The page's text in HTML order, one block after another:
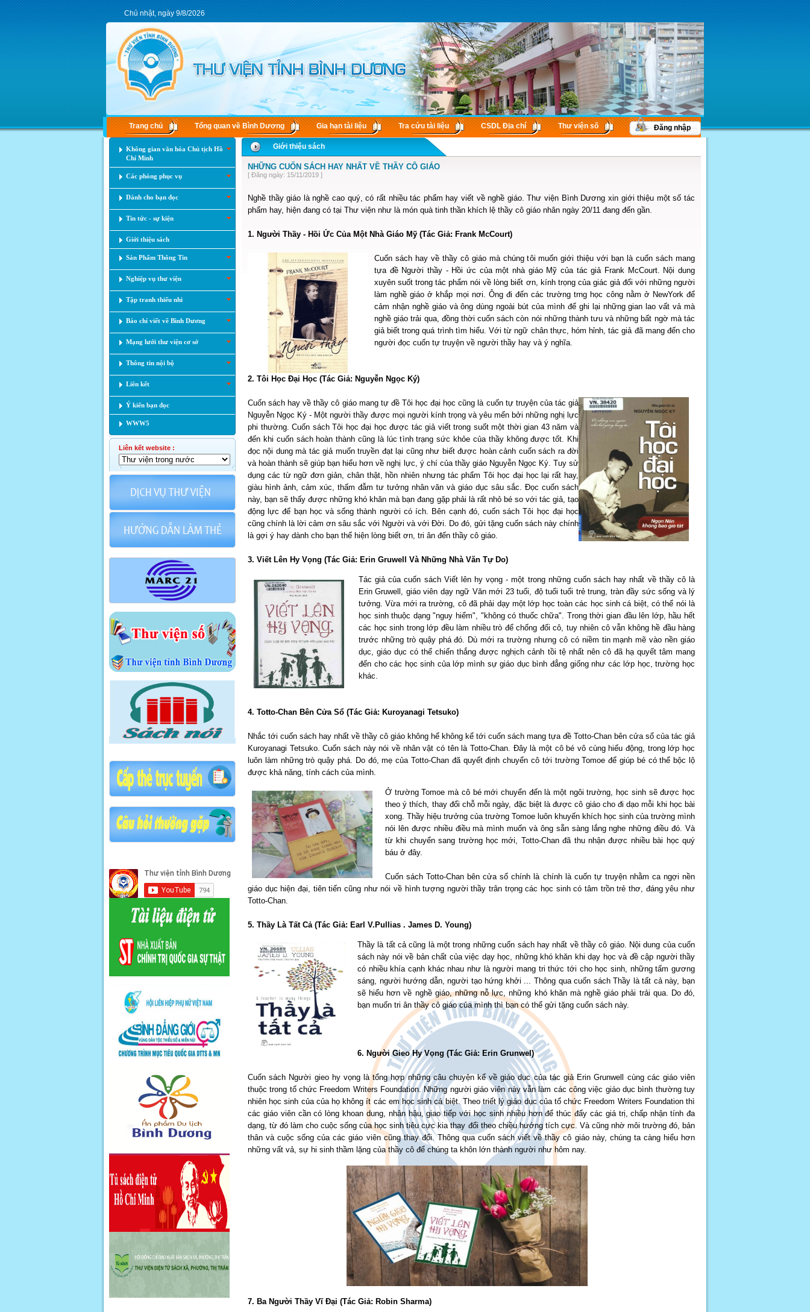
Chủ nhật, ngày 9/8/2026
Trang chủ Tổng quan về Bình Dương Gia hạn tài liệu Tra cứu tài liệu CSDL Ðịa chí Thư viện số Đăng nhập
Không gian văn hóa Chủ tịch Hồ
Chí Minh
Các phòng phục vụ
Dành cho bạn đọc
Tin tức - sự kiện
Giới thiệu sách
Sản Phẩm Thông Tin
Nghiệp vụ thư viện
Tập tranh thiếu nhi
Báo chí viết về Bình Dương
Mạng lưới thư viện cơ sở
Thông tin nội bộ
Liên kết
Ý kiến bạn đọc
WWW5
Liên kết website :
Giới thiệu sách
NHỮNG CUỐN SÁCH HAY NHẤT VỀ THẦY CÔ GIÁO
[ Đăng ngày: 15/11/2019 ]
Nghề thầy giáo là nghề cao quý, có rất nhiều tác phẩm hay viết về nghề giáo. Thư viện Bình Dương xin giới thiệu một số tác
phẩm hay, hiện đang có tại Thư viện như là món quà tinh thần khích lệ thầy cô giáo nhân ngày 20/11 đang đến gần.
1. Người Thầy - Hồi Ức Của Một Nhà Giáo Mỹ (Tác Giả: Frank McCourt)
Cuốn sách hay về thầy cô giáo mà chúng tôi muốn giới thiệu với bạn là cuốn sách mang
tựa đề Người thầy - Hồi ức của một nhà giáo Mỹ của tác giả Frank McCourt. Nội dung
xuyên suốt trong tác phẩm nói về lòng biết ơn, kính trọng của giác giả đối với những người
làm nghề giáo ở khắp mọi nơi. Ông đi đến các trường trng học công nằm ở NewYork để
cảm nhận nghề giáo và ông dùng ngoài bút của mình để ghi lại những gian lao vất vả mà
nghề giáo trải qua, đồng thời cuốn sách còn nói những thành tưu và những bất ngờ mà tác
giả biết trong quá trình tìm hiểu. Với từ ngữ chân thực, hóm hỉnh, tác giả đã mang đến cho
người đọc cuốn tự truyện về người thầy hay và ý nghĩa.
2. Tôi Học Đại Học (Tác Giả: Nguyễn Ngọc Ký)
Cuốn sách hay về thầy cô giáo mang tự đề Tôi học đại học cũng là cuốn tự truyện của tác giả
Nguyễn Ngọc Ký - Một người thầy được mọi người kính trọng và yêu mến bởi những nghị lực
phi thường. Cuốn sách Tôi học đại học được tác giả viết trong suốt một thời gian 43 năm và
đến khi cuốn sách hoàn thành cũng là lúc tình trạng sức khỏe của thầy không được tốt. Khi
đọc nội dung mà tác giả muốn truyền đạt lại cũng như biết được hoàn cảnh cuốn sách ra đời
và hoàn thành sẽ giúp bạn hiểu hơn về nghị lực, ý chí của thầy giáo Nguyễn Ngọc Ký. Tuy sử
dụng các từ ngữ đơn giản, chân thật, hồn nhiên nhưng tác phẩm Tôi học đại học lại rất hay,
giàu hình ảnh, cảm xúc, thấm đẫm tư tưởng nhân văn và giáo dục sâu sắc. Đọc cuốn sách
này, bạn sẽ thấy được những khó khăn mà bạn đang gặp phải là rất nhỏ bé so với tác giả, tạo
động lực để bạn học và sống thành người có ích. Bên cạnh đó, cuốn sách Tôi học đại học
cũng chính là lời cảm ơn sâu sắc với Người và với Đời. Do đó, gửi tặng cuốn sách này chính
là gợi ý hay dành cho bạn thể hiện lòng biết ơn, tri ân đến thầy cô giáo.
3. Viết Lên Hy Vọng (Tác Giả: Erin Gruwell Và Những Nhà Văn Tự Do)
Tác giả của cuốn sách Viết lên hy vọng - một trong những cuốn sách hay nhất về thầy cô là
Erin Gruwell, giáo viên dạy ngữ Văn mới 23 tuổi, độ tuổi tuổi trẻ trung, tràn đầy sức sống và lý
tưởng. Vừa mới ra trường, cô đã phải dạy một lớp học toàn các học sinh cá biệt, có thể nói là
học sinh thuộc dạng "nguy hiểm", "không có thuốc chữa". Trong thời gian đầu lên lớp, hầu hết
các học sinh trong lớp đều làm nhiều trò để chống đối cô, tuy nhiên cô vẫn không hề đầu hàng
trước những trò quậy phá đó. Dù mới ra trường nhưng cô có niềm tin mạnh mẽ vào nền giáo
dục, giáo dục có thể chiến thắng được nghịch cảnh tồi tệ nhất nên cô đã hạ quyết tâm mang
đến cho các học sinh của lớp mình sự giáo dục bình đẳng giống như các lớp học, trường học
khác.
4. Totto-Chan Bên Cửa Sổ (Tác Giả: Kuroyanagi Tetsuko)
Nhắc tới cuốn sách hay nhất về thầy cô giáo không hể không kể tới cuốn sách mang tựa đề Totto-Chan bên cửa sổ của tác giả
Kuroyanagi Tetsuko. Cuốn sách này nói về nhân vật có tên là Totto-Chan. Đây là một cô bé vô cùng hiếu động, trong lớp học
luôn làm những trò quậy phá. Do đó, mẹ của Totto-Chan đã quyết định chuyển cô tới trường Tomoe để giúp bé có thể bộc lộ
được khả năng, tính cách của mình.
Ở trường Tomoe mà cô bé mới chuyển đến là một ngôi trường, học sinh sẽ được học
theo ý thích, thay đổi chỗ mỗi ngày, đặc biệt là được cô giáo cho đi dạo mỗi khi học bài
xong. Thầy hiệu trưởng của trường Tomoe luôn khuyến khích học sinh của trường mình
nói lên được nhiều điều mà mình muốn và ông sẵn sàng lắng nghe những điều đó. Và
từ khi chuyển sang trường học mới, Totto-Chan đã thu nhận được nhiều bài học quý
báu ở đây.
Cuốn sách Totto-Chan bên cửa sổ chính là chính là cuốn tự truyện nhằm ca ngợi nền
giáo dục hiện đại, tiên tiến cũng như nói về hình tượng người thầy trân trọng các học sinh có tâm trồn trẻ thơ, đáng yêu như
Totto-Chan.
5. Thầy Là Tất Cả (Tác Giả: Earl V.Pullias . James D. Young)
Thầy là tất cả cũng là một trong những cuốn sách hay nhất về thầy cô giáo. Nội dung của cuốn
sách này nói về bản chất của việc dạy học, những khó khăn khi dạy học và đề cập người thầy
có nhiều khía cạnh khác nhau như là người mang tri thức tới cho học sinh, những tấm gương
sáng, người hướng dẫn, người tạo hứng khởi ... Thông qua cuốn sách Thầy là tất cả này, bạn
sẽ hiểu hơn về nghề giáo, những nỗ lực, những khó khăn mà nghề giáo phải trải qua. Do đó,
bạn muốn tri ân thầy cô giáo của mình thì bạn có thể gửi tặng cuốn sách này.
6. Người Gieo Hy Vọng (Tác Giả: Erin Grunwel)
Cuốn sách Người gieo hy vọng là tổng hợp những câu chuyện kể về giáo dục của tác giả Erin Grunwell cùng các giáo viên
thuộc trong tổ chức Freedom Writers Foundation. Những người giáo viên này vẫn làm các công việc giáo dục bình thường tuy
nhiên học sinh của của họ không ít các em học sinh cá biệt. Theo triết lý giáo dục của tổ chức Freedom Writers Foundation thì
các giáo viên cần có lòng khoan dung, nhân hậu, giao tiếp với học sinh nhiều hơn để thúc đẩy các giá trị, chấp nhận tính đa
dạng, từ đó làm cho cuộc sống của học sinh tiêu cực kia thay đổi theo chiều hướng tích cực. Và cũng nhờ môi trường đó, bản
thân và cuộc sống của các giáo viên cũng thay đổi. Thông qua cuốn sách viết về thầy cô giáo này, chúng ta càng hiểu hơn
những vất vả, sự hi sinh thầm lặng của thầy cô để chúng ta khôn lớn thành người như hôm nay.
7. Ba Người Thầy Vĩ Đại (Tác Giả: Robin Sharma)